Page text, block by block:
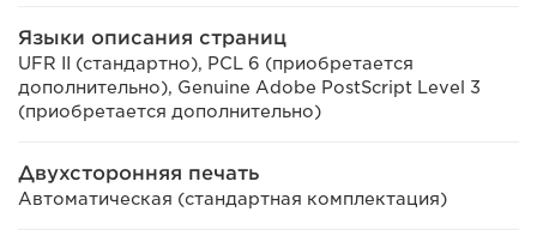
Языки описания страниц
UFR II (стандартно), PCL 6 (приобретается
дополнительно), Genuine Adobe PostScript Level 3
(приобретается дополнительно)
Двухсторонняя печать
Автоматическая (стандартная комплектация)